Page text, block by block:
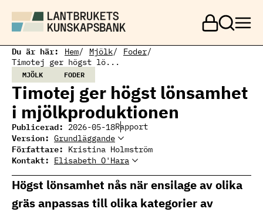
a
Du är här: Hem Mjölk
Foder
Timotej ger högst lö...
MJÖLK FODER
Timotej ger högst lönsamhet
i mjölkproduktionen
Publicerad: 2026-05-18Rapport
Version: Grundläggande
Författare: Kristina Holmström
Kontakt: Elisabeth O'Hara
Elisabeth O'Hara
Ämnesansvarig nöt
elisabeth.ohara@ri.se
010 516 59 46
Högst lönsamhet nås när ensilage av olika
gräs anpassas till olika kategorier av